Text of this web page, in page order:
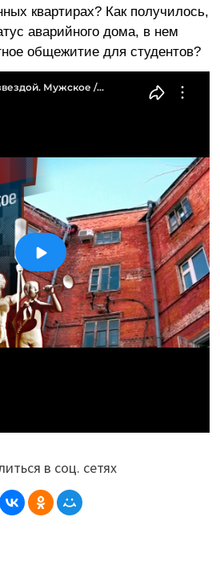
квартирах? Как получилось,
аварийного дома, в нем
общежитие для студентов?
в соц. сетях